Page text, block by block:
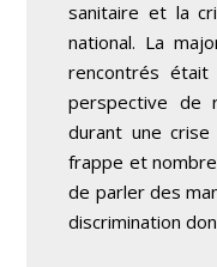
sanitaire et la
national. La
rencontrés était
perspective de
durant une
frappe et
de parler des
discrimination